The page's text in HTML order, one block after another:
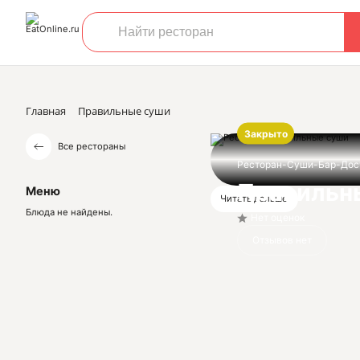
Главная Правильные суши
Все рестораны
Меню
Блюда не найдены.
Закрыто
Ресторан-Суши-Бар-
Читать дальше